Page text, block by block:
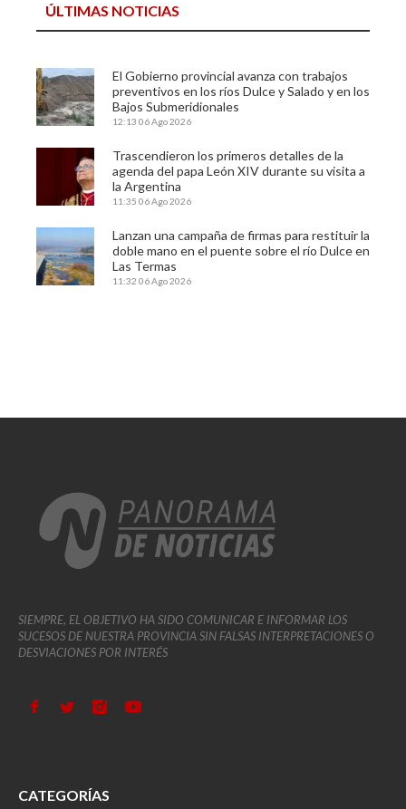
ÚLTIMAS NOTICIAS
El Gobierno provincial avanza con trabajos
preventivos en los ríos Dulce y Salado y en los
Bajos Submeridionales
12:13 06 Ago 2026
Trascendieron los primeros detalles de la
agenda del papa León XIV durante su visita a
la Argentina
11:35 06 Ago 2026
Lanzan una campaña de firmas para restituir la
doble mano en el puente sobre el río Dulce en
Las Termas
11:32 06 Ago 2026
SIEMPRE, EL OBJETIVO HA SIDO COMUNICAR E INFORMAR LOS
SUCESOS DE NUESTRA PROVINCIA SIN FALSAS INTERPRETACIONES O
DESVIACIONES POR INTERÉS
CATEGORÍAS